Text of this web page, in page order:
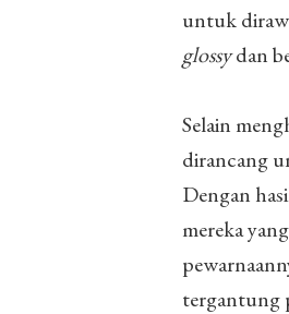
untuk
glossydan
Selain
dirancang
Dengan
mereka
tergantung